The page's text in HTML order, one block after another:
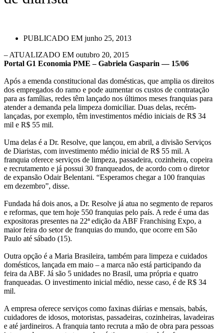
PUBLICADO EM junho 25, 2013
– ATUALIZADO EM outubro 20, 2015
Portal G1 Economia PME – Gabriela Gasparin –– 15/06
Após a emenda constitucional das domésticas, que amplia os direitos
dos empregados do ramo e pode aumentar os custos de contratação
para as famílias, redes têm lançado nos últimos meses franquias para
atender a demanda pela limpeza domiciliar. Duas delas, recém-
lançadas, por exemplo, têm investimentos médio iniciais de R$ 34
mil e R$ 55 mil.
Uma delas é a Dr. Resolve, que lançou, em abril, a divisão Serviços
de Diaristas, com investimento médio inicial de R$ 55 mil. A
franquia oferece serviços de limpeza, passadeira, cozinheira, copeira
e recrutamento e já possui 30 franqueados, de acordo com o diretor
de expansão Odair Belentani. “Esperamos chegar a 100 franquias
em dezembro”, disse.
Fundada há dois anos, a Dr. Resolve já atua no segmento de reparos
e reformas, que tem hoje 550 franquias pelo país. A rede é uma das
expositoras presentes na 22ª edição da ABF Franchising Expo, a
maior feira do setor de franquias do mundo, que ocorre em São
Paulo até sábado (15).
Outra opção é a Maria Brasileira, também para limpeza e cuidados
domésticos, lançada em maio – a marca não está participando da
feira da ABF. Já são 5 unidades no Brasil, uma própria e quatro
franqueadas. O investimento inicial médio, nesse caso, é de R$ 34
mil.
A empresa oferece serviços como faxinas diárias e mensais, babás,
cuidadores de idosos, motoristas, passadeiras, cozinheiras, lavadeiras
e até jardineiros. A franquia tanto recruta a mão de obra para pessoas